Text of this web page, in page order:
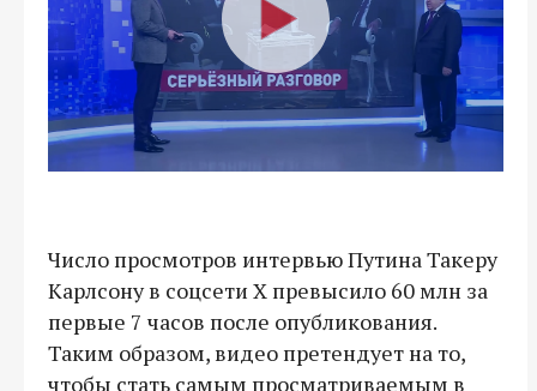
Число просмотров интервью Путина Такеру
Карлсону в соцсети Х превысило 60 млн за
первые 7 часов после опубликования.
Таким образом, видео претендует на то,
чтобы стать самым просматриваемым в